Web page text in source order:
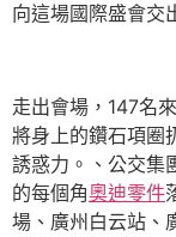
向這場國際盛會交
走出會場，147名
將身上的鑽石項圈
誘惑力。、公交集
的每個角奧迪零件
場、廣州白云站、